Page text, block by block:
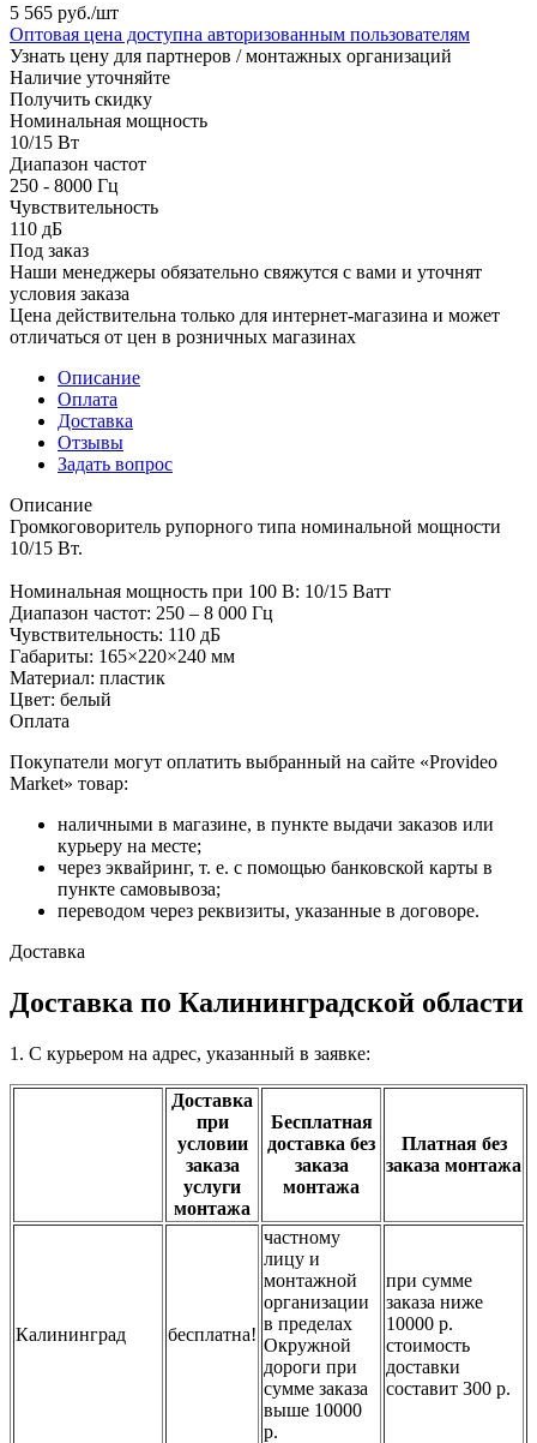
5 565 руб./шт
Оптовая цена доступна авторизованным пользователям
Узнать цену для партнеров / монтажных организаций
Наличие уточняйте
Получить скидку
Номинальная мощность
10/15 Вт
Диапазон частот
250 - 8000 Гц
Чувствительность
110 дБ
Под заказ
Наши менеджеры обязательно свяжутся с вами и уточнят
условия заказа
Цена действительна только для интернет-магазина и может
отличаться от цен в розничных магазинах
Описание
Оплата
Доставка
Отзывы
Задать вопрос
Описание
Громкоговоритель рупорного типа номинальной мощности
10/15 Вт.
Номинальная мощность при 100 В: 10/15 Ватт
Диапазон частот: 250 – 8 000 Гц
Чувствительность: 110 дБ
Габариты: 165×220×240 мм
Материал: пластик
Цвет: белый
Оплата
Покупатели могут оплатить выбранный на сайте «Provideo
Market» товар:
наличными в магазине, в пункте выдачи заказов или
курьеру на месте;
через эквайринг, т. е. с помощью банковской карты в
пункте самовывоза;
переводом через реквизиты, указанные в договоре.
Доставка
Доставка по Калининградской области
1. С курьером на адрес, указанный в заявке:
Доставка
при
условии
заказа
услуги
монтажа
Бесплатная
доставка без
заказа
монтажа
Платная без
заказа монтажа
Калининград бесплатна!
частному
лицу и
монтажной
организации
в пределах
Окружной
дороги при
сумме заказа
выше 10000
р.
при сумме
заказа ниже
10000 р.
стоимость
доставки
составит 300 р.